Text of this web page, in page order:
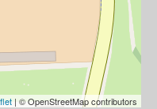
| © OpenStreetMap contributors